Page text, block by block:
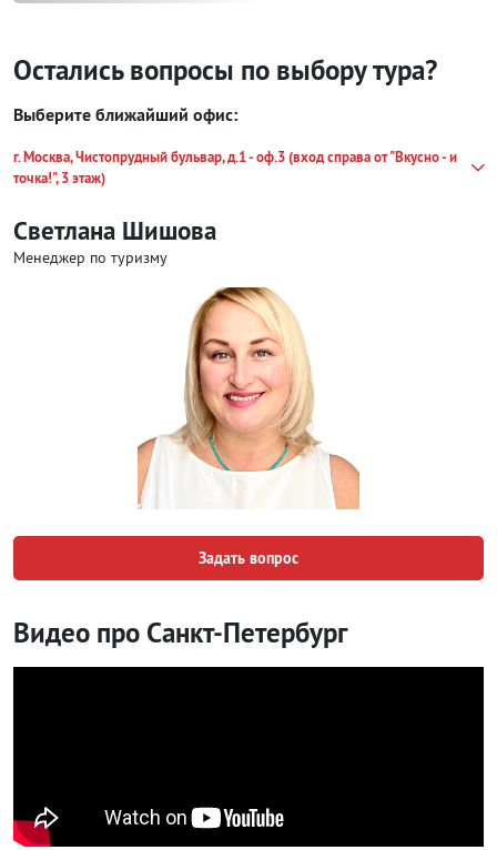
Остались вопросы по выбору тура?
Выберите ближайший офис:
г. Москва, Чистопрудный бульвар, д.1 - оф.3 (вход справа от "Вкусно - и
точка!", 3 этаж)
Светлана Шишова
Менеджер по туризму
Задать вопрос
Видео про Санкт-Петербург